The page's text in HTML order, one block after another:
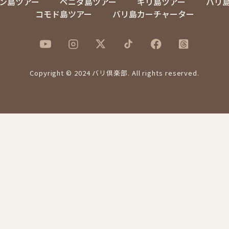
コモド島ツアー
バリ島カーチャーター
Copyright © 2024 バリ倶楽部. All rights reserved.